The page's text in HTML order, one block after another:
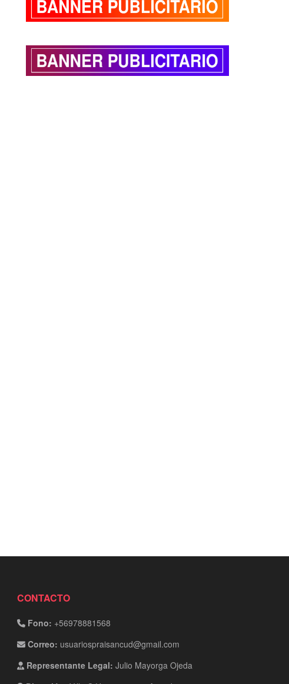
CONTACTO
Fono: +56978881568
Correo: usuariospraisancud@gmail.com
Representante Legal: Julio Mayorga Ojeda